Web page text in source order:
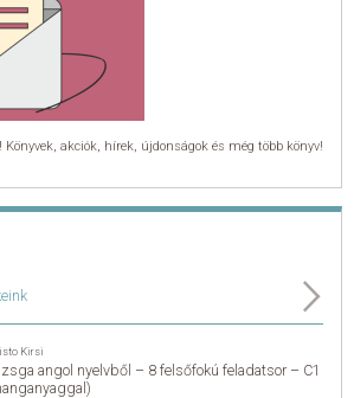
akciók, hírek, újdonságok és még több könyv!
Kirsi
angol nyelvből – 8 felsőfokú feladatsor – C1